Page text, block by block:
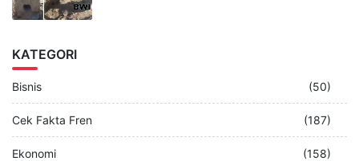
KATEGORI
Bisnis (50)
Cek Fakta Fren (187)
Ekonomi (158)